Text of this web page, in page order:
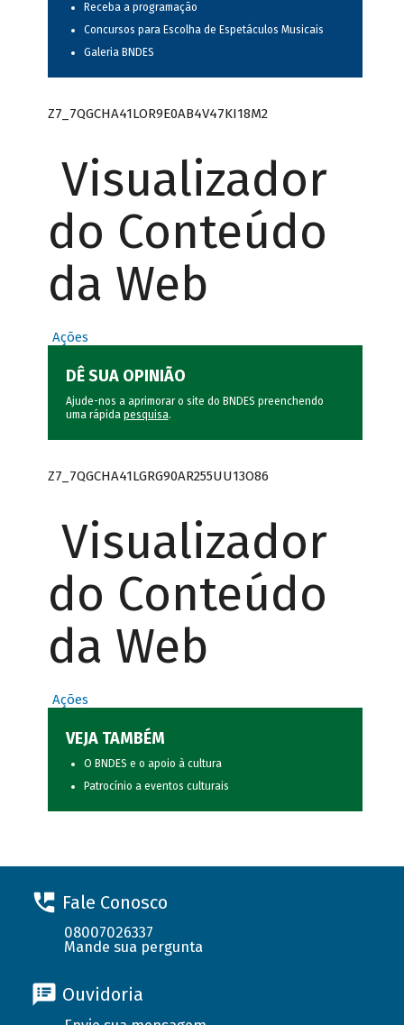
Receba a programação
Concursos para Escolha de Espetáculos Musicais
Galeria BNDES
Z7_7QGCHA41LOR9E0AB4V47KI18M2
Visualizador
do Conteúdo
da Web
Ações
DÊ SUA OPINIÃO
Ajude-nos a aprimorar o site do BNDES preenchendo
uma rápida pesquisa.
Z7_7QGCHA41LGRG90AR255UU13O86
Visualizador
do Conteúdo
da Web
Ações
VEJA TAMBÉM
O BNDES e o apoio à cultura
Patrocínio a eventos culturais
Fale Conosco
08007026337
Mande sua pergunta
Ouvidoria